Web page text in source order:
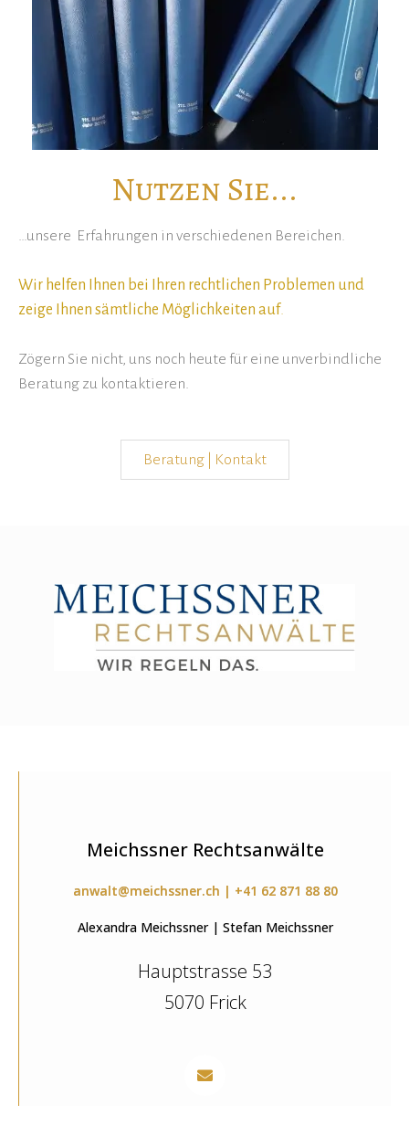
Nutzen Sie...
…unsere Erfahrungen in verschiedenen Bereichen.
Wir helfen Ihnen bei Ihren rechtlichen Problemen und
zeige Ihnen sämtliche Möglichkeiten auf.
Zögern Sie nicht, uns noch heute für eine unverbindliche
Beratung zu kontaktieren.
Beratung | Kontakt
Meichssner Rechtsanwälte
anwalt@meichssner.ch | +41 62 871 88 80
Alexandra Meichssner | Stefan Meichssner
Hauptstrasse 53
5070 Frick